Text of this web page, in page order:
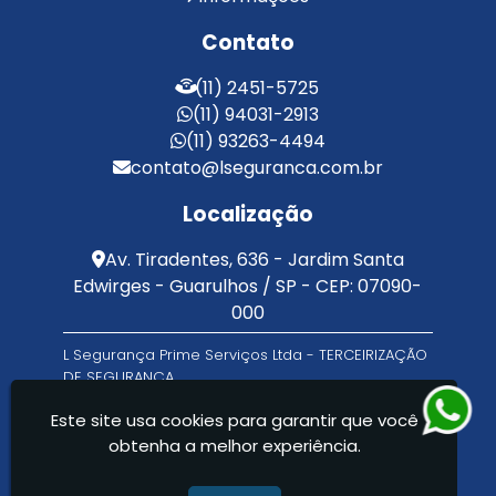
Serviços de Limpeza e Portaria
Terceirização de Facilities
Terceirização de Portaria
Zeladoria de Condomínios
Contato
(11) 2451-5725
(11) 94031-2913
(11) 93263-4494
contato@lseguranca.com.br
Localização
Av. Tiradentes, 636 - Jardim Santa
Edwirges - Guarulhos / SP - CEP: 07090-
000
L Segurança Prime Serviços Ltda - TERCEIRIZAÇÃO
DE SEGURANÇA
Este site usa cookies para garantir que você
obtenha a melhor experiência.